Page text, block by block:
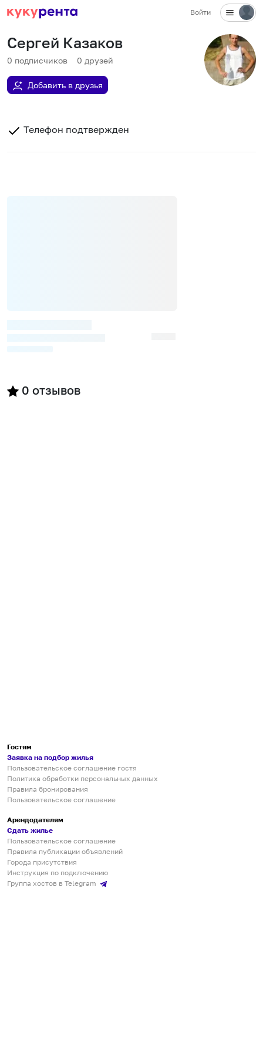
Войти
Сергей Казаков
0 подписчиков 0 друзей
Добавить в друзья
Телефон подтвержден
0 отзывов
Гостям
Заявка на подбор жилья
Пользовательское соглашение гостя
Политика обработки персональных данных
Правила бронирования
Пользовательское соглашение
Арендодателям
Сдать жилье
Пользовательское соглашение
Правила публикации объявлений
Города присутствия
Инструкция по подключению
Группа хостов в Telegram